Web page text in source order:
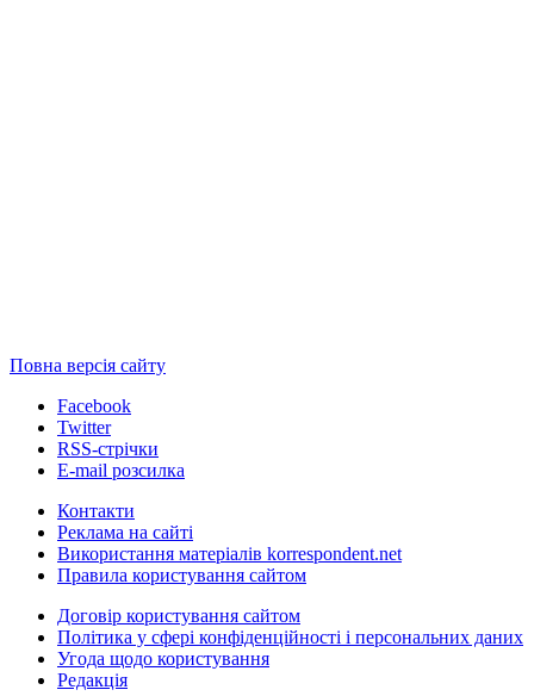
Повна версія сайту
Facebook
Twitter
RSS-стрічки
E-mail розсилка
Контакти
Реклама на сайті
Використання матеріалів korrespondent.net
Правила користування сайтом
Договір користування сайтом
Політика у сфері конфіденційності і персональних даних
Угода щодо користування
Редакція